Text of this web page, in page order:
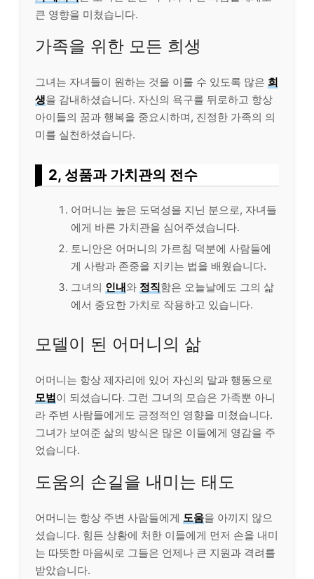
큰 영향을 미쳤습니다.
가족을 위한 모든 희생
그녀는 자녀들이 원하는 것을 이룰 수 있도록 많은 희
생을 감내하셨습니다. 자신의 욕구를 뒤로하고 항상
아이들의 꿈과 행복을 중요시하며, 진정한 가족의 의
미를 실천하셨습니다.
2, 성품과 가치관의 전수
어머니는 높은 도덕성을 지닌 분으로, 자녀들
에게 바른 가치관을 심어주셨습니다.
토니안은 어머니의 가르침 덕분에 사람들에
게 사랑과 존중을 지키는 법을 배웠습니다.
그녀의 인내와 정직함은 오늘날에도 그의 삶
에서 중요한 가치로 작용하고 있습니다.
모델이 된 어머니의 삶
어머니는 항상 제자리에 있어 자신의 말과 행동으로
모범이 되셨습니다. 그런 그녀의 모습은 가족뿐 아니
라 주변 사람들에게도 긍정적인 영향을 미쳤습니다.
그녀가 보여준 삶의 방식은 많은 이들에게 영감을 주
었습니다.
도움의 손길을 내미는 태도
어머니는 항상 주변 사람들에게 도움을 아끼지 않으
셨습니다. 힘든 상황에 처한 이들에게 먼저 손을 내미
는 따뜻한 마음씨로 그들은 언제나 큰 지원과 격려를
받았습니다.